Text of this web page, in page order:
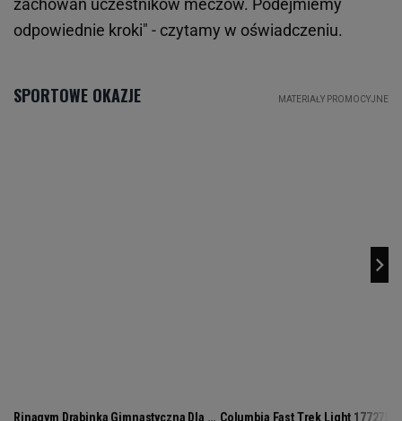
zachowań uczestników meczów. Podejmiemy
odpowiednie kroki" - czytamy w oświadczeniu.